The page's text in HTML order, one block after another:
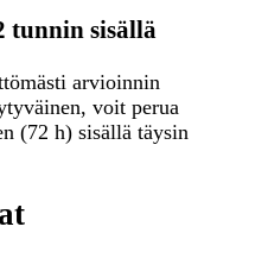
tunnin sisällä
arvioinnin
voit perua
(72 h) sisällä täysin